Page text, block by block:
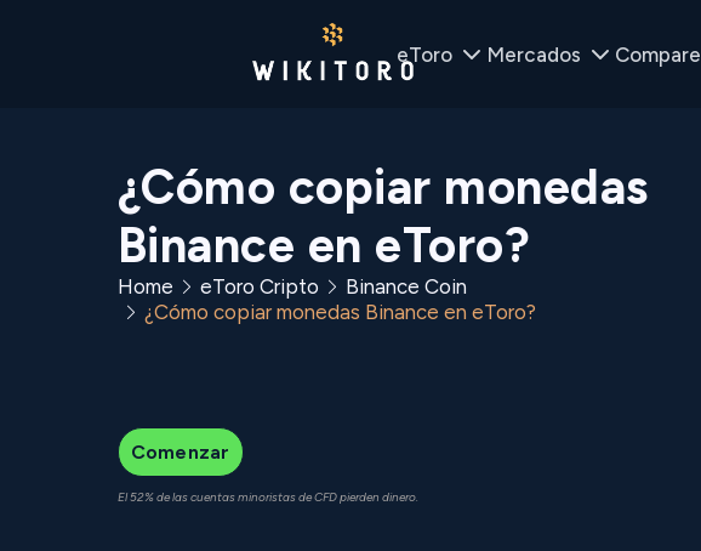
eToro Mercados Compare
¿Cómo copiar monedas
Binance en eToro?
Home eToro Cripto
Binance Coin
¿Cómo copiar monedas Binance en eToro?
Comenzar
El 52% de las cuentas minoristas de CFD pierden dinero.